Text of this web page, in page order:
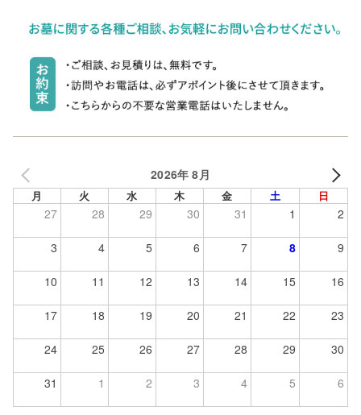
2026年 8月
月 火 水 木 金 土 日
27 28 29 30 31 1 2
3 4 5 6 7 8 9
10 11 12 13 14 15 16
17 18 19 20 21 22 23
24 25 26 27 28 29 30
31 1 2 3 4 5 6